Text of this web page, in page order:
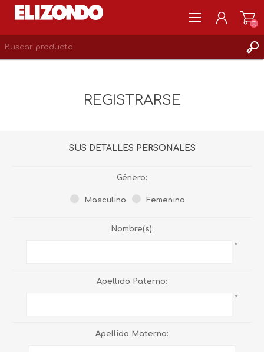
(0)
REGISTRARSE
SUS DETALLES PERSONALES
Género:
Masculino Femenino
Nombre(s):
*
Apellido Paterno:
*
Apellido Materno: